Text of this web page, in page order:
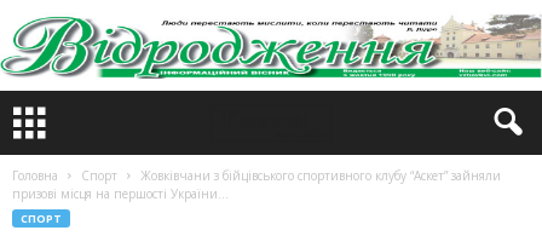
Головна Спорт
Жовківчани з бійцівського спортивного клубу “Аскет” зайняли
призові місця на першості України...
СПОРТ